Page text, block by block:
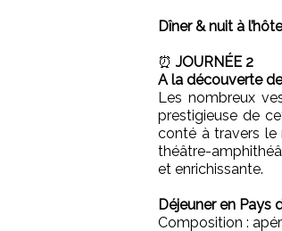
Dîner & nuit à
⏰ JOURNÉE 2
A la découverte
Les nombreux
prestigieuse de
conté à travers le
théâtre-
et enrichissante.
Déjeuner en Pays
Composition :